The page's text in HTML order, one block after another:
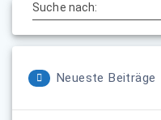
Suche nach:
Neueste Beiträge